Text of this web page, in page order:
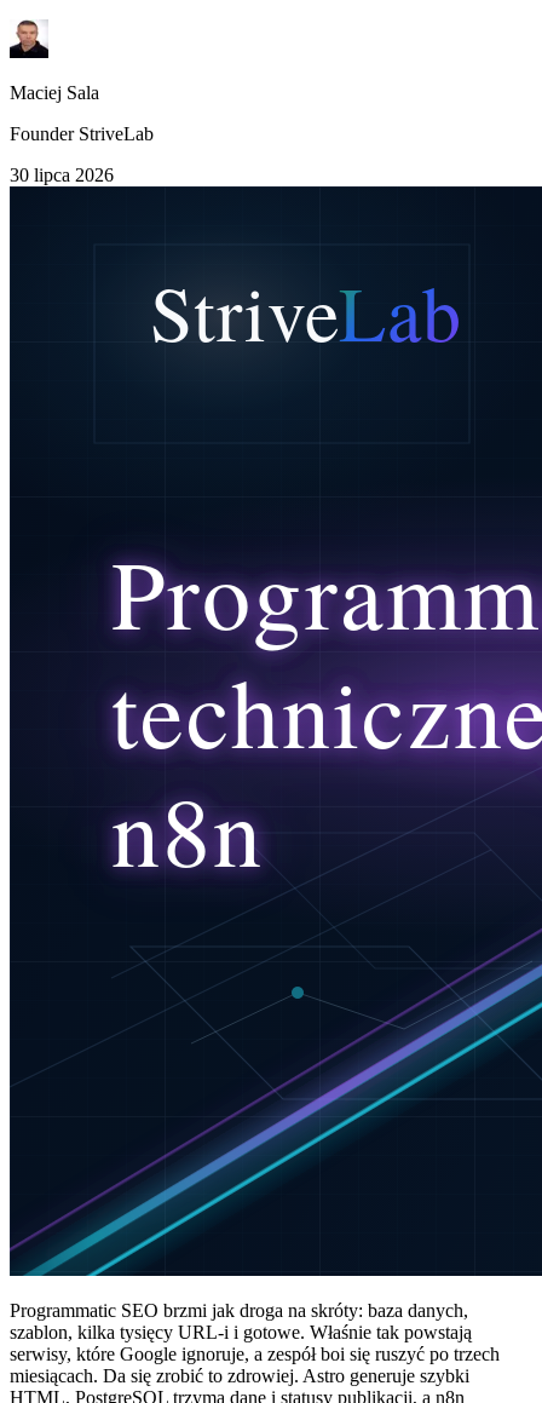
Maciej Sala
Founder StriveLab
30 lipca 2026
Programmatic SEO brzmi jak droga na skróty: baza danych,
szablon, kilka tysięcy URL-i i gotowe. Właśnie tak powstają
serwisy, które Google ignoruje, a zespół boi się ruszyć po trzech
miesiącach. Da się zrobić to zdrowiej. Astro generuje szybki
HTML, PostgreSQL trzyma dane i statusy publikacji, a n8n